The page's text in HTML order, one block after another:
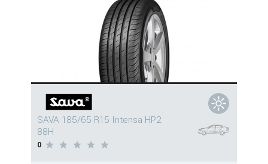
SAVA 185/65 R15 Intensa HP2
88H
0